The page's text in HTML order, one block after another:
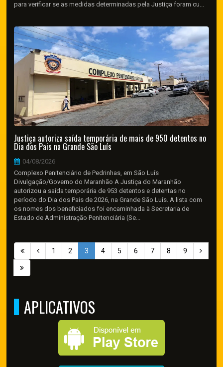
para verificar se as medidas determinadas pela Justiça foram cu...
Justiça autoriza saída temporária de mais de 950 detentos no
Dia dos Pais na Grande São Luís
04/08/2026
Complexo Penitenciário de Pedrinhas, em São Luís
Divulgação/Governo do Maranhão A Justiça do Maranhão
autorizou a saída temporária de 953 detentos e detentas no
período do Dia dos Pais de 2026, na Grande São Luís. A lista com
os nomes dos beneficiados foi encaminhada à Secretaria de
Estado de Administração Penitenciária (Se...
1 2 3 4 5 6 7 8 9
APLICATIVOS